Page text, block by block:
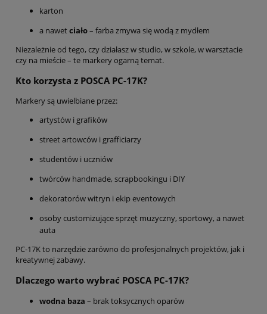
karton
a nawetciało– farba zmywa się wodą z mydłem
Niezależnie od tego, czy działasz w studio, w szkole, w warsztacie
czy na mieście – te markery ogarną temat.
Kto korzysta z POSCA PC-17K?
Markery są uwielbiane przez:
artystów i grafików
street artowców i grafficiarzy
studentów i uczniów
twórców handmade, scrapbookingu i DIY
dekoratorów witryn i ekip eventowych
osoby customizujące sprzęt muzyczny, sportowy, a nawet
auta
PC-17K to narzędzie zarówno do profesjonalnych projektów, jak i
kreatywnej zabawy.
Dlaczego warto wybrać POSCA PC-17K?
wodna baza – brak toksycznych oparów